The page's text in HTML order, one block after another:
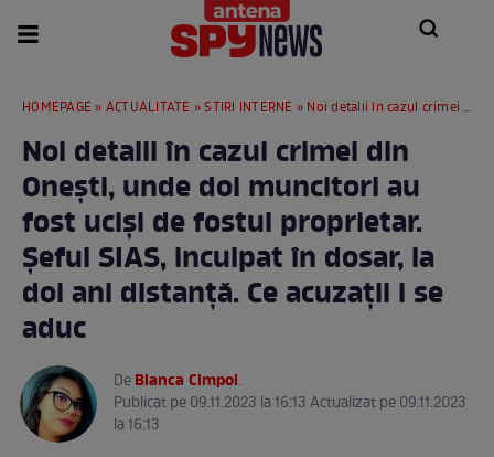
HOMEPAGE » ACTUALITATE »STIRI INTERNE » Noi detalii în cazul crimei din Onești, unde doi muncitori au fost uciși de fostul proprietar. Șeful SIAS, inculpat în dosar, la doi ani distanță. Ce acuzații i se aduc
Noi detalii în cazul crimei din
Onești, unde doi muncitori au
fost uciși de fostul proprietar.
Șeful SIAS, inculpat în dosar, la
doi ani distanță. Ce acuzații i se
aduc
DeBianca Cimpoi.
Publicat pe 09.11.2023 la 16:13 Actualizat pe 09.11.2023
la 16:13